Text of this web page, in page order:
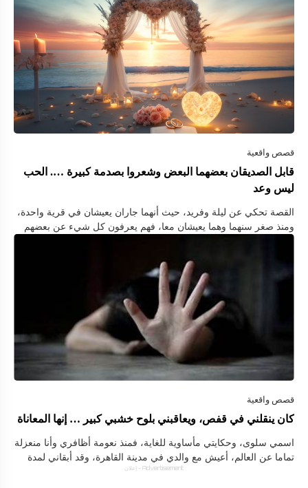
قابل الصديقان بعضهما البعض وشعروا بصدمة كبيرة …. الحب
ليس وعد
القصة تحكي عن ليلة وفريد، حيث أنهما جاران يعيشان في قرية واحدة،
ومنذ صغر سنهما وهما يعيشان معا، فهم يعرفون كل شيء عن بعضهم
كان ينقلني في قفص، ويعاقبني بلوح خشبي كبير … إنها المعاناة
اسمي سلوى، وحكايتي مأساوية للغاية، فمنذ نعومة أظافري وأنا منعزلة
تماما عن العالم، أعيش مع والدي في مدينة القاهرة، وقد أبقاني لمدة
ثلاثة عشر عاما محبوسة في غرفة شبيهه بزنزانه …
Advertisement - إعلان